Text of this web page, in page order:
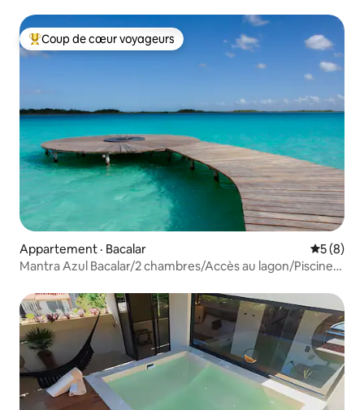
Coup de cœur voyageurs parmi les plus aimés
Coup de cœur voyageurs
Appartement · Bacalar Note
5 (8)
Mantra Azul Bacalar/2 chambres/Accès au lagon/Piscine